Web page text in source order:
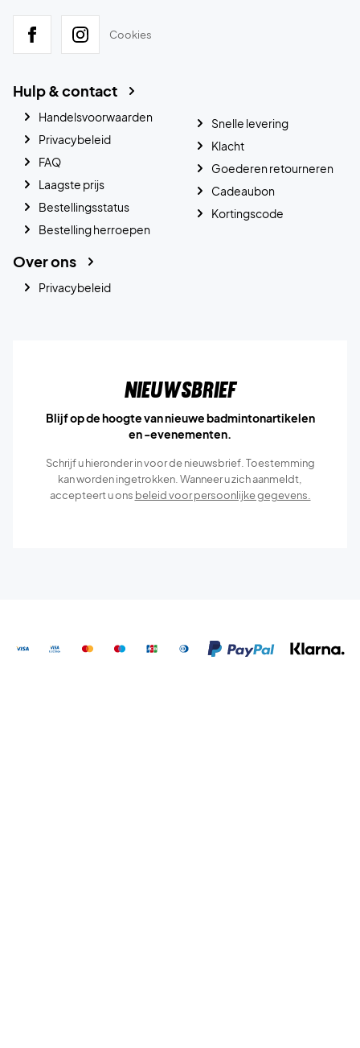
Cookies
Hulp & contact
Handelsvoorwaarden
Privacybeleid
FAQ
Laagste prijs
Bestellingsstatus
Bestelling herroepen
Snelle levering
Klacht
Goederen retourneren
Cadeaubon
Kortingscode
Over ons
Privacybeleid
Nieuwsbrief
Blijf op de hoogte van nieuwe badmintonartikelen
en -evenementen.
Schrijf u hieronder in voor de nieuwsbrief. Toestemming
kan worden ingetrokken. Wanneer u zich aanmeldt,
accepteert u ons beleid voor persoonlijke gegevens.